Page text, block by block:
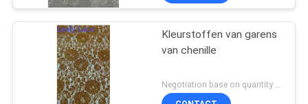
Kleurstoffen van garens
van chenille
Negotiation base on quantity MOQ:15y